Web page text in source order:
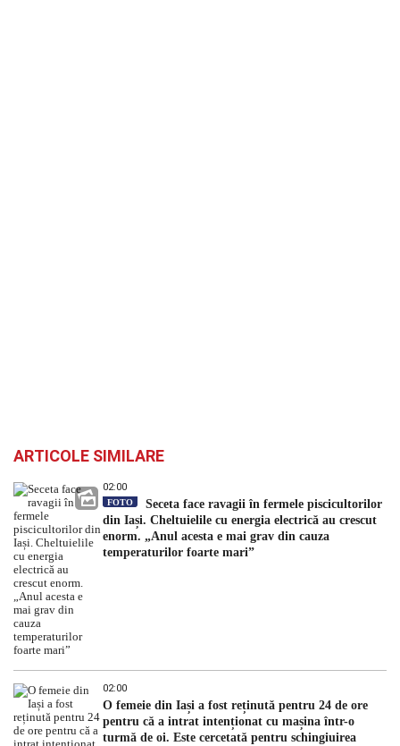
ARTICOLE SIMILARE
02:00
FOTO
Seceta face ravagii în fermele piscicultorilor
din Iași. Cheltuielile cu energia electrică au crescut
enorm. „Anul acesta e mai grav din cauza
temperaturilor foarte mari”
02:00
O femeie din Iași a fost reținută pentru 24 de ore
pentru că a intrat intenționat cu mașina într-o
turmă de oi. Este cercetată pentru schingiuirea